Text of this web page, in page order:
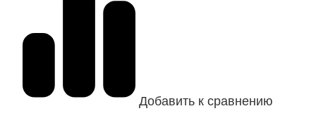
Добавить к сравнению